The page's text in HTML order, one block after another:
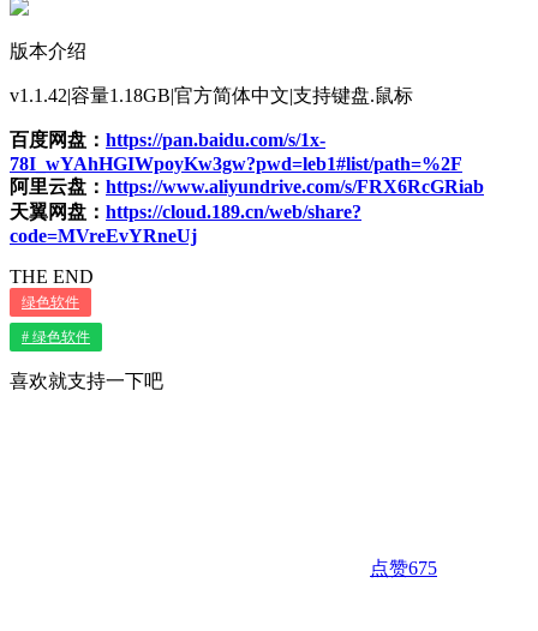
版本介绍
v1.1.42|容量1.18GB|官方简体中文|支持键盘.鼠标
百度网盘： https://pan.baidu.com/s/1x-
78I_wYAhHGIWpoyKw3gw?pwd=leb1#list/path=%2F
阿里云盘： https://www.aliyundrive.com/s/FRX6RcGRiab
天翼网盘： https://cloud.189.cn/web/share?
code=MVreEvYRneUj
THE END
绿色软件
# 绿色软件
喜欢就支持一下吧
点赞675